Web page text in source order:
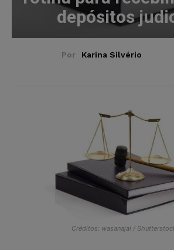
depósitos
Por Karina Silvério
Créditos: wasanajai /